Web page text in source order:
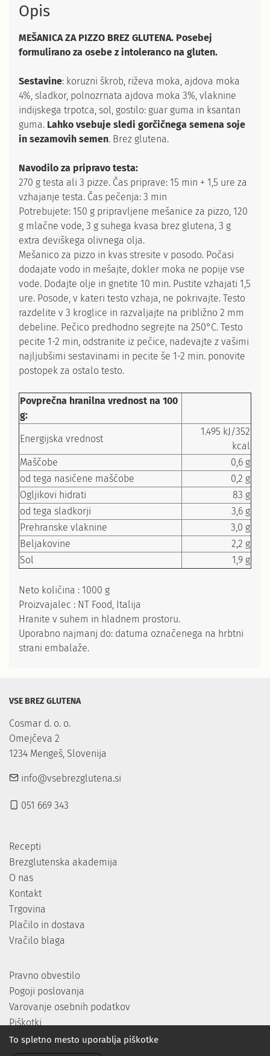
Opis
MEŠANICA ZA PIZZO BREZ GLUTENA. Posebej
formulirano za osebe z intoleranco na gluten.
Sestavine: koruzni škrob, riževa moka, ajdova moka
4%, sladkor, polnozrnata ajdova moka 3%, vlaknine
indijskega trpotca, sol, gostilo: guar guma in ksantan
guma. Lahko vsebuje sledi gorčičnega semena soje
in sezamovih semen. Brez glutena.
Navodilo za pripravo testa:
270 g testa ali 3 pizze. Čas priprave: 15 min + 1,5 ure za
vzhajanje testa. Čas pečenja: 3 min
Potrebujete: 150 g pripravljene mešanice za pizzo, 120
g mlačne vode, 3 g suhega kvasa brez glutena, 3 g
extra deviškega olivnega olja.
Mešanico za pizzo in kvas stresite v posodo. Počasi
dodajate vodo in mešajte, dokler moka ne popije vse
vode. Dodajte olje in gnetite 10 min. Pustite vzhajati 1,5
ure. Posode, v kateri testo vzhaja, ne pokrivajte. Testo
razdelite v 3 kroglice in razvaljajte na približno 2 mm
debeline. Pečico predhodno segrejte na 250°C. Testo
pecite 1-2 min, odstranite iz pečice, nadevajte z vašimi
najljubšimi sestavinami in pecite še 1-2 min. ponovite
postopek za ostalo testo.
Povprečna hranilna vrednost na 100
g:
Energijska vrednost
1.495 kJ/352
kcal
Maščobe
0,6 g
od tega nasičene maščobe
0,2 g
Ogljikovi hidrati
83 g
od tega sladkorji
3,6 g
Prehranske vlaknine
3,0 g
Beljakovine
2,2 g
Sol
1,9 g
Neto količina : 1000 g
Proizvajalec : NT Food, Italija
Hranite v suhem in hladnem prostoru.
Uporabno najmanj do: datuma označenega na hrbtni
strani embalaže.
VSE BREZ GLUTENA
Cosmar d. o. o.
Omejčeva 2
1234 Mengeš, Slovenija
info@vsebrezglutena.si
051 669 343
Recepti
Brezglutenska akademija
O nas
Kontakt
Trgovina
Plačilo in dostava
Vračilo blaga
Pravno obvestilo
Pogoji poslovanja
Varovanje osebnih podatkov
Piškotki
To spletno mesto uporablja piškotke